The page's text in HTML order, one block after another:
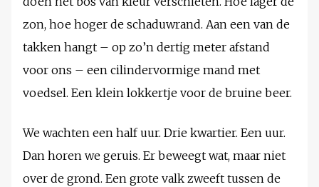
zon, hoe hoger de schaduwrand. Aan een van de
takken hangt – op zo’n dertig meter afstand
voor ons – een cilindervormige mand met
voedsel. Een klein lokkertje voor de bruine beer.
We wachten een half uur. Drie kwartier. Een uur.
Dan horen we geruis. Er beweegt wat, maar niet
over de grond. Een grote valk zweeft tussen de